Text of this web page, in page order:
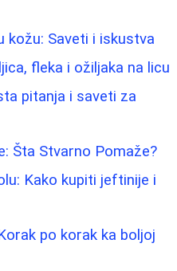
kožu: Saveti i iskustva
fleka i ožiljaka na licu
pitanja i saveti za
Šta Stvarno Pomaže?
Kako kupiti jeftinije i
po korak ka boljoj